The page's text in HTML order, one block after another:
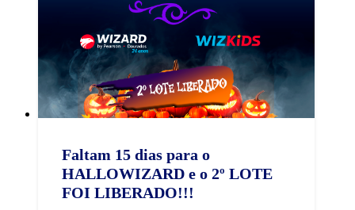
Faltam 15 dias para o
HALLOWIZARD e o 2º LOTE
FOI LIBERADO!!!